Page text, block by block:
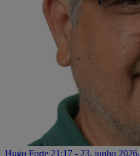
Hugo Forte 21:17 - 23. junho 2026.